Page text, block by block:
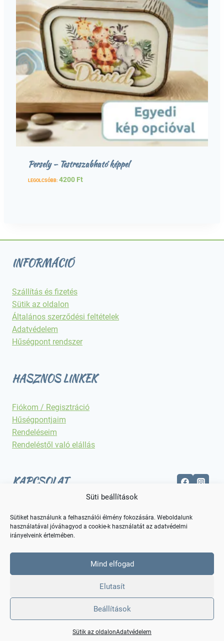
Süti beállítások
Sütiket használunk a felhasználói élmény fokozására. Weboldalunk
használatával jóváhagyod a cookie-k használatát az adatvédelmi
irányelveink értelmében.
Mind elfogad
Elutasít
Beállítások
Sütik az oldalonAdatvédelem
Persely – Testreszabható képpel
LEGOLCSÓBB: 4200 Ft
INFORMÁCIÓ
Szállítás és fizetés
Sütik az oldalon
Általános szerződési feltételek
Adatvédelem
Hűségpont rendszer
HASZNOS LINKEK
Fiókom / Regisztráció
Hűségpontjaim
Rendeléseim
Rendeléstől való elállás
KAPCSOLAT